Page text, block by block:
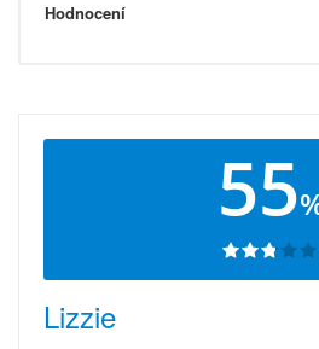
Hodnocení
55
Lizzie